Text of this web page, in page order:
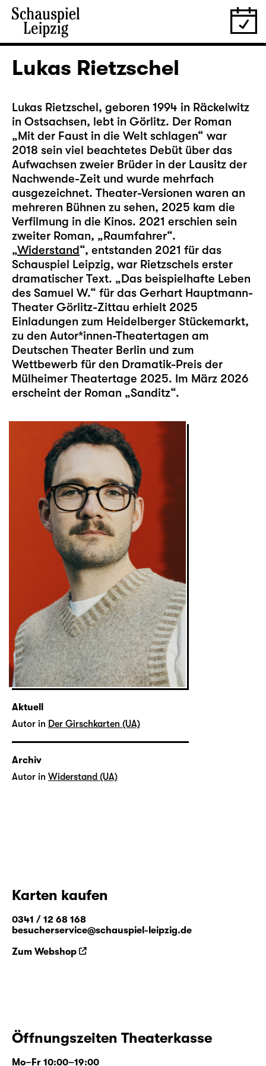
Lukas Rietzschel
Lukas Rietzschel, geboren 1994 in Räckelwitz
in Ostsachsen, lebt in Görlitz. Der Roman
„Mit der Faust in die Welt schlagen“ war
2018 sein viel beachtetes Debüt über das
Aufwachsen zweier Brüder in der Lausitz der
Nachwende-Zeit und wurde mehrfach
ausgezeichnet. Theater-Versionen waren an
mehreren Bühnen zu sehen, 2025 kam die
Verfilmung in die Kinos. 2021 erschien sein
zweiter Roman, „Raumfahrer“.
„Widerstand“, entstanden 2021 für das
Schauspiel Leipzig, war Rietzschels erster
dramatischer Text. „Das beispielhafte Leben
des Samuel W.“ für das Gerhart Hauptmann-
Theater Görlitz-Zittau erhielt 2025
Einladungen zum Heidelberger Stückemarkt,
zu den Autor*innen-Theatertagen am
Deutschen Theater Berlin und zum
Wettbewerb für den Dramatik-Preis der
Mülheimer Theatertage 2025. Im März 2026
erscheint der Roman „Sanditz“.
Aktuell
Autor in Der Girschkarten (UA)
Archiv
Autor in Widerstand (UA)
Karten kaufen
0341 / 12 68 168
besucherservice@schauspiel-leipzig.de
Zum Webshop
Öffnungszeiten Theaterkasse
Mo–Fr 10:00–19:00